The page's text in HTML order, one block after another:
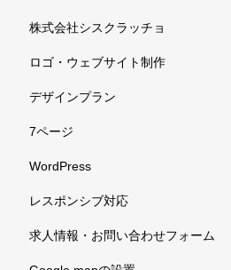
株式会社シスクラッチョ
ロゴ・ウェブサイト制作
デザインプラン
7ページ
WordPress
レスポンシブ対応
求人情報・お問い合わせフォーム